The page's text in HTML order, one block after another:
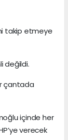
takip etmeye
değildi.
çantada
içinde her
verecek